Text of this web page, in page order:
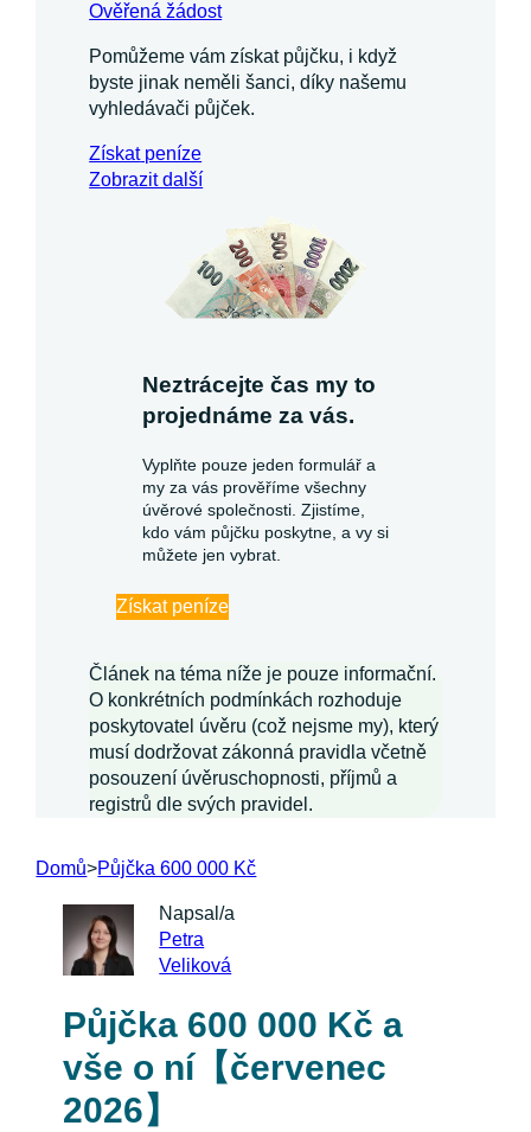
Ověřená žádost
Pomůžeme vám získat půjčku, i když
byste jinak neměli šanci, díky našemu
vyhledávači půjček.
Získatpeníze
Zobrazit další
Neztrácejte čas my to
projednáme za vás.
Vyplňte pouze jeden formulář a
my za vás prověříme všechny
úvěrové společnosti. Zjistíme,
kdo vám půjčku poskytne, a vy si
můžete jen vybrat.
Získat peníze
Článek na téma níže je pouze informační.
O konkrétních podmínkách rozhoduje
poskytovatel úvěru (což nejsme my), který
musí dodržovat zákonná pravidla včetně
posouzení úvěruschopnosti, příjmů a
registrů dle svých pravidel.
Domů>Půjčka 600 000 Kč
Napsal/a
Petra
Veliková
Půjčka 600 000 Kč a
vše o ní【červenec
2026】